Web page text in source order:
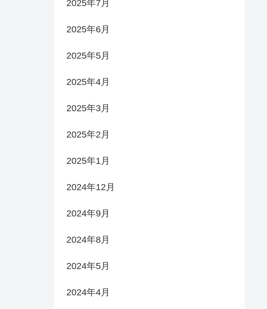
2025年7月
2025年6月
2025年5月
2025年4月
2025年3月
2025年2月
2025年1月
2024年12月
2024年9月
2024年8月
2024年5月
2024年4月